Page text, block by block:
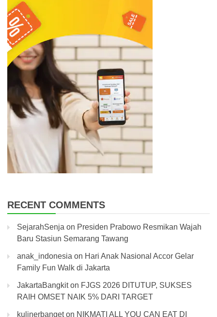
RECENT COMMENTS
SejarahSenja on Presiden Prabowo Resmikan Wajah
Baru Stasiun Semarang Tawang
anak_indonesia on Hari Anak Nasional Accor Gelar
Family Fun Walk di Jakarta
JakartaBangkiton FJGS 2026 DITUTUP, SUKSES
RAIH OMSET NAIK 5% DARI TARGET
kulinerbangeton NIKMATI ALL YOU CAN EAT DI